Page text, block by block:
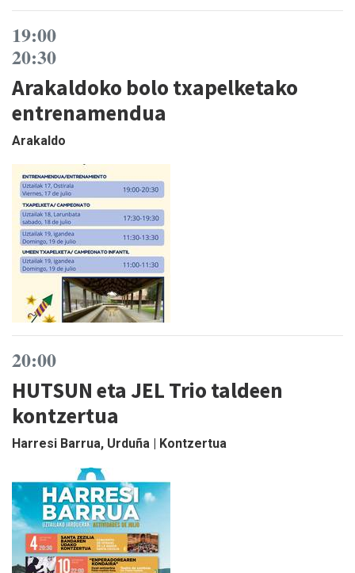
19:00
20:30
Arakaldoko bolo txapelketako
entrenamendua
Arakaldo
20:00
HUTSUN eta JEL Trio taldeen
kontzertua
Harresi Barrua, Urduña | Kontzertua